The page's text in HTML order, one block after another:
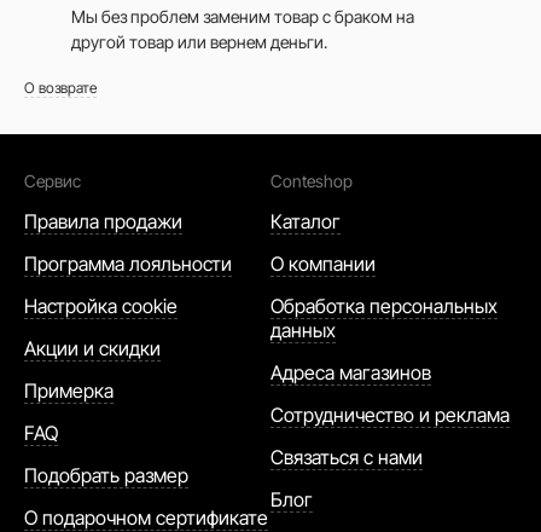
Мы без проблем заменим товар с браком на
другой товар или вернем деньги.
О возврате
Сервис
Правила продажи
Программа лояльности
Настройка cookie
Акции и скидки
Примерка
FAQ
Подобрать размер
О подарочном сертификате
Conteshop
Каталог
О компании
Обработка персональных
данных
Адреса магазинов
Сотрудничество и реклама
Связаться с нами
Блог